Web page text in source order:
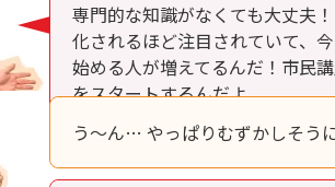
専門的な知識がなくても大丈夫
化されるほど注目されていて、
始める人が増えてるんだ！市民
をスタートするんだよ。
う～ん… やっぱりむずかしそう